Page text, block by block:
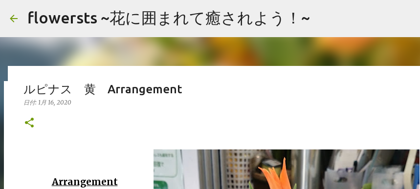
スキップしてメイン コンテンツに移動
flowersts ~花に囲まれて癒されよう！~
アレンジメント まとめ
日付:
よっても検索できます。 コメント頂けましたらお好きな画像をご自由にお使いくださいませ。 Arrangement Rose stock
Hydrangea バラ（ティネケ） ストック アジサイ Arrangement Tulips Cherry tree Carnation Viburnum Buprenium チュー
リップ サクラコマチ カーネーション ガマズミ ブプレニウム Arrangement Oriental-Hybrids Lithianus Anthrum Buprenium
Japanese andromeda Alchemilla オリエンタルユリ（シベリア） リシアンサス アンスリューム ブプレニウム アセビ アルケミラ
ルピナス 黄 Arrangement
日付: 1月 16, 2020
Arrangement